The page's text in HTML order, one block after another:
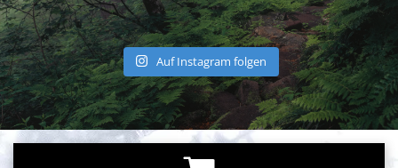
Auf Instagram folgen